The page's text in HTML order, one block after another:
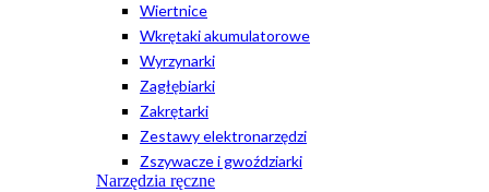
Wiertnice
Wkrętaki akumulatorowe
Wyrzynarki
Zagłębiarki
Zakrętarki
Zestawy elektronarzędzi
Zszywacze i gwoździarki
Narzędzia ręczne